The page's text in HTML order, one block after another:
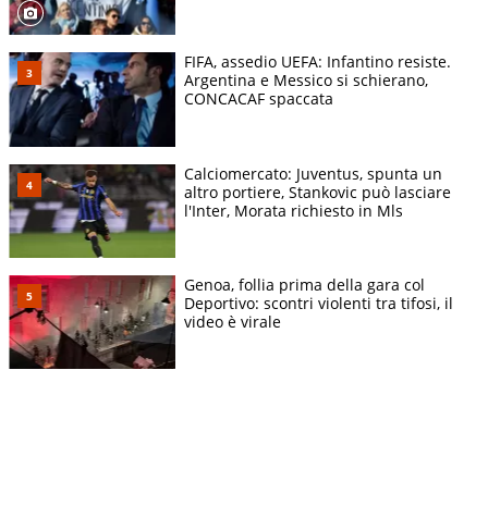
FIFA, assedio UEFA: Infantino resiste.
Argentina e Messico si schierano,
CONCACAF spaccata
Calciomercato: Juventus, spunta un
altro portiere, Stankovic può lasciare
l'Inter, Morata richiesto in Mls
Genoa, follia prima della gara col
Deportivo: scontri violenti tra tifosi, il
video è virale